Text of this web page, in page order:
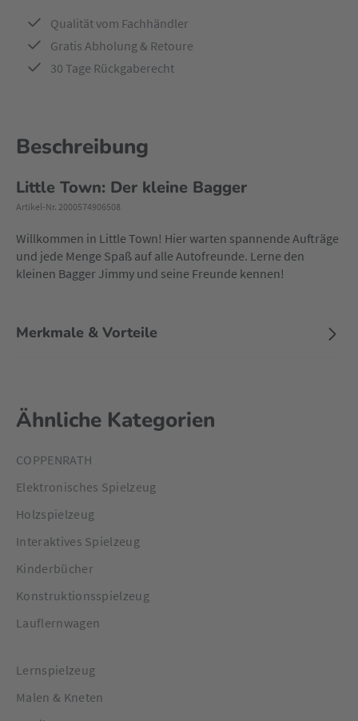
Qualität vom Fachhändler
Gratis Abholung & Retoure
30 Tage Rückgaberecht
Beschreibung
Little Town: Der kleine Bagger
Artikel-Nr. 2000574906508
Willkommen in Little Town! Hier warten spannende Aufträge
und jede Menge Spaß auf alle Autofreunde. Lerne den
kleinen Bagger Jimmy und seine Freunde kennen!
Merkmale & Vorteile
Ähnliche Kategorien
COPPENRATH
Elektronisches Spielzeug
Holzspielzeug
Interaktives Spielzeug
Kinderbücher
Konstruktionsspielzeug
Lauflernwagen
Lernspielzeug
Malen & Kneten